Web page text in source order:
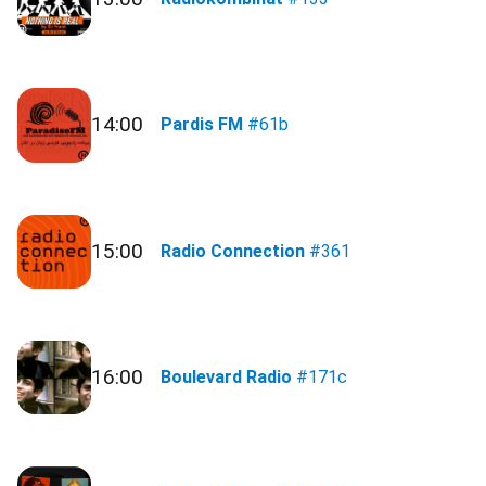
14:00 Pardis FM #61b
15:00 Radio Connection #361
16:00 Boulevard Radio #171c